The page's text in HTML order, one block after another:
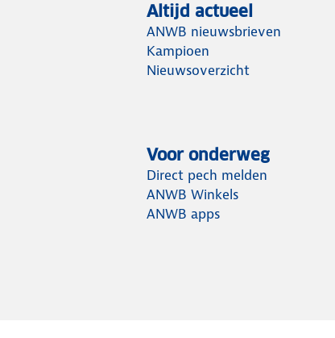
Altijd actueel
ANWB nieuwsbrieven
Kampioen
Nieuwsoverzicht
Voor onderweg
Direct pech melden
ANWB Winkels
ANWB apps